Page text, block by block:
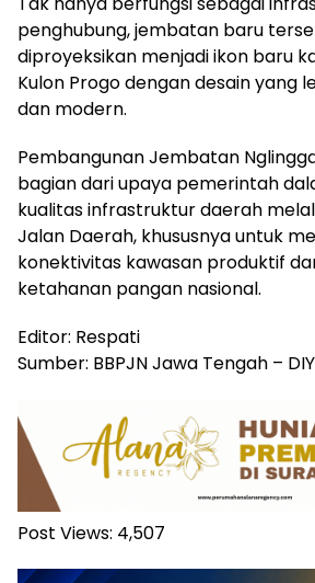
penghubung, jembatan baru
diproyeksikan menjadi ikon baru
Kulon Progo dengan desain yang
dan modern.
Pembangunan Jembatan
bagian dari upaya pemerintah
kualitas infrastruktur daerah
Jalan Daerah, khususnya untuk
konektivitas kawasan produktif
ketahanan pangan nasional.
Editor: Respati
Sumber: BBPJN Jawa Tengah – DIY
Post Views: 4,507